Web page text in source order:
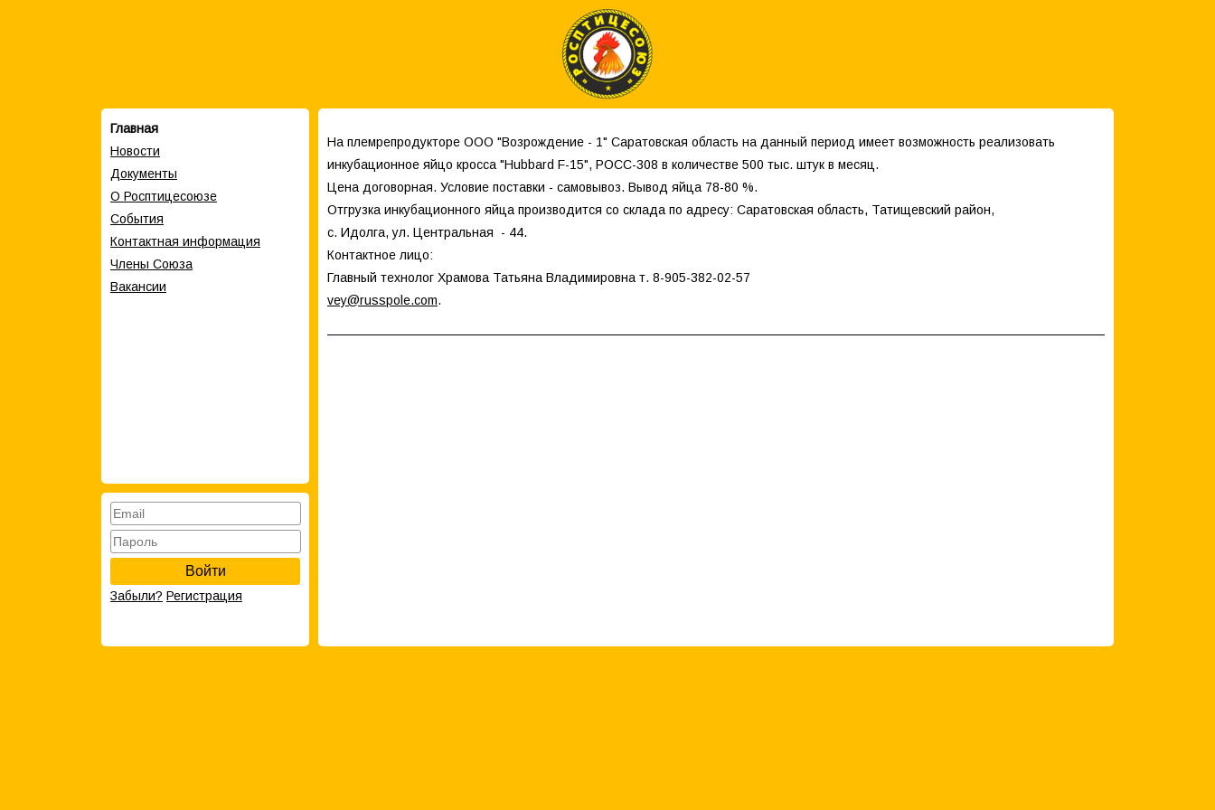
Главная
Новости
Документы
О Росптицесоюзе
События
Контактная информация
Члены Cоюза
Вакансии
Войти
Забыли? Регистрация
На племрепродукторе ООО "Возрождение - 1" Саратовская область на данный период имеет возможность реализовать
инкубационное яйцо кросса "Hubbard F-15", РОСС-308 в количестве 500 тыс. штук в месяц.
Цена договорная. Условие поставки - самовывоз. Вывод яйца 78-80 %.
Отгрузка инкубационного яйца производится со склада по адресу: Саратовская область, Татищевский район,
с. Идолга, ул. Центральная - 44.
Контактное лицо:
Главный технолог Храмова Татьяна Владимировна т. 8-905-382-02-57
vey@russpole.com.